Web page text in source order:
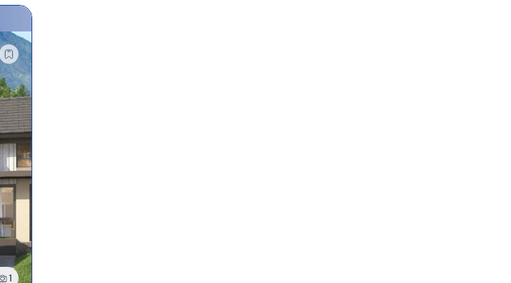
1